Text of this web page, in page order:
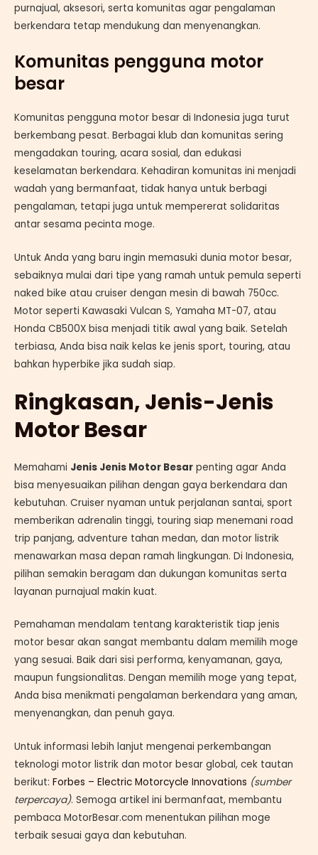
purnajual, aksesori, serta komunitas agar pengalaman
berkendara tetap mendukung dan menyenangkan.
Komunitas pengguna motor
besar
Komunitas pengguna motor besar di Indonesia juga turut
berkembang pesat. Berbagai klub dan komunitas sering
mengadakan touring, acara sosial, dan edukasi
keselamatan berkendara. Kehadiran komunitas ini menjadi
wadah yang bermanfaat, tidak hanya untuk berbagi
pengalaman, tetapi juga untuk mempererat solidaritas
antar sesama pecinta moge.
Untuk Anda yang baru ingin memasuki dunia motor besar,
sebaiknya mulai dari tipe yang ramah untuk pemula seperti
naked bike atau cruiser dengan mesin di bawah 750cc.
Motor seperti Kawasaki Vulcan S, Yamaha MT-07, atau
Honda CB500X bisa menjadi titik awal yang baik. Setelah
terbiasa, Anda bisa naik kelas ke jenis sport, touring, atau
bahkan hyperbike jika sudah siap.
Ringkasan, Jenis-Jenis
Motor Besar
Memahami Jenis Jenis Motor Besar penting agar Anda
bisa menyesuaikan pilihan dengan gaya berkendara dan
kebutuhan. Cruiser nyaman untuk perjalanan santai, sport
memberikan adrenalin tinggi, touring siap menemani road
trip panjang, adventure tahan medan, dan motor listrik
menawarkan masa depan ramah lingkungan. Di Indonesia,
pilihan semakin beragam dan dukungan komunitas serta
layanan purnajual makin kuat.
Pemahaman mendalam tentang karakteristik tiap jenis
motor besar akan sangat membantu dalam memilih moge
yang sesuai. Baik dari sisi performa, kenyamanan, gaya,
maupun fungsionalitas. Dengan memilih moge yang tepat,
Anda bisa menikmati pengalaman berkendara yang aman,
menyenangkan, dan penuh gaya.
Untuk informasi lebih lanjut mengenai perkembangan
teknologi motor listrik dan motor besar global, cek tautan
berikut: Forbes – Electric Motorcycle Innovations (sumber
terpercaya). Semoga artikel ini bermanfaat, membantu
pembaca MotorBesar.com menentukan pilihan moge
terbaik sesuai gaya dan kebutuhan.